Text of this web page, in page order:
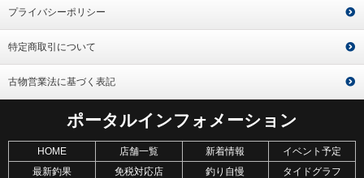
プライバシーポリシー
特定商取引について
古物営業法に基づく表記
ポータルインフォメーション
HOME 店舗一覧 新着情報
イベント予定
最新釣果
免税対応店 釣り自慢
タイドグラフ